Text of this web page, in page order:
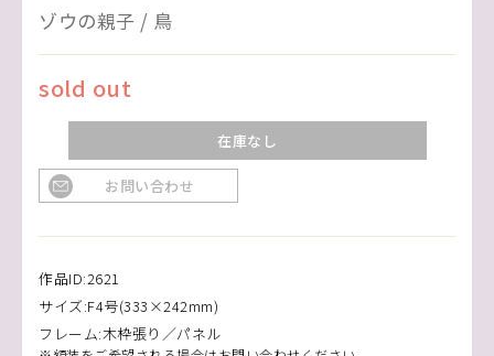
ゾウの親子 / 鳥
sold out
在庫なし
お問い合わせ
作品ID:2621
サイズ:F4号(333×242mm)
フレーム:木枠張り／パネル